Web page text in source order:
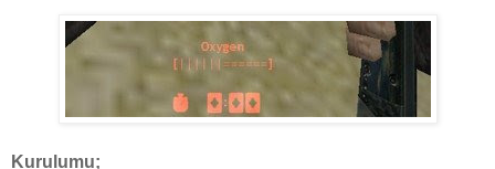
Kurulumu;